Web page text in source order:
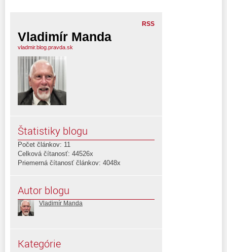
RSS
Vladimír Manda
vladmir.blog.pravda.sk
Štatistiky blogu
Počet článkov: 11
Celková čítanosť: 44526x
Priemerná čítanosť článkov: 4048x
Autor blogu
Vladimír Manda
Kategórie